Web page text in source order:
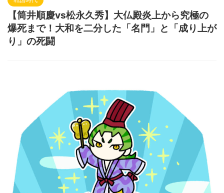
【筒井順慶vs松永久秀】大仏殿炎上から究極の
爆死まで！大和を二分した「名門」と「成り上が
り」の死闘